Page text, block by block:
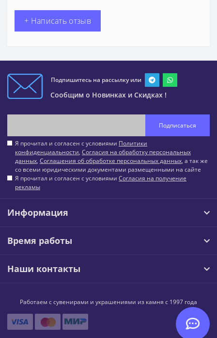
+ Написать отзыв
Подпишитесь на рассылку или
Сообщим о Новинках и Скидках !
Подписаться
Я прочитал и согласен с условиями Политики
конфиденциальности, Согласия на обработку персональных
данных, Соглашения об обработке персональных данных, а так же
со всеми юридическими документами размещенными на сайте
Я прочитал и согласен с условиями Согласия на получение
рекламы
Информация
Время работы
Наши контакты
Работаем с сувенирами и украшениями из камня с 1997 года